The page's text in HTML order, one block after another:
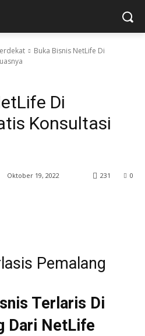
Buka Bisnis NetLife Di
Di
Konsultasi
Oktober 19, 2022 0
231
Terlaris Di
Dari NetLife